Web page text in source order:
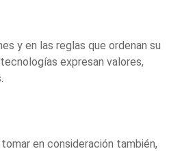
y en las reglas que ordenan su
expresan valores,
en consideración también,